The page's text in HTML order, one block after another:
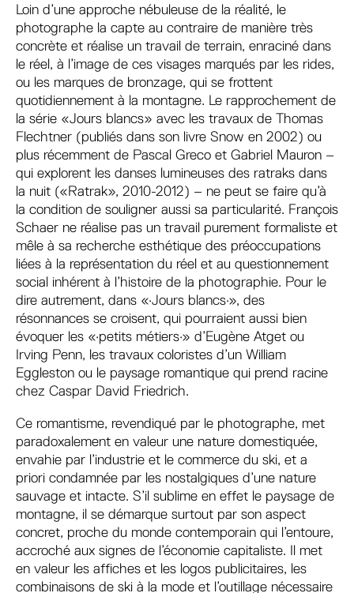
Loin d’une approche nébuleuse de la réalité, le
photographe la capte au contraire de manière très
concrète et réalise un travail de terrain, enraciné dans
le réel, à l’image de ces visages marqués par les rides,
ou les marques de bronzage, qui se frottent
quotidiennement à la montagne. Le rapprochement de
la série «Jours blancs» avec les travaux de Thomas
Flechtner (publiés dans son livre Snow en 2002) ou
plus récemment de Pascal Greco et Gabriel Mauron –
qui explorent les danses lumineuses des ratraks dans
la nuit («Ratrak», 2010-2012) – ne peut se faire qu’à
la condition de souligner aussi sa particularité. François
Schaer ne réalise pas un travail purement formaliste et
mêle à sa recherche esthétique des préoccupations
liées à la représentation du réel et au questionnement
social inhérent à l’histoire de la photographie. Pour le
dire autrement, dans «·Jours blancs·», des
résonnances se croisent, qui pourraient aussi bien
évoquer les «·petits métiers·» d’Eugène Atget ou
Irving Penn, les travaux coloristes d’un William
Eggleston ou le paysage romantique qui prend racine
chez Caspar David Friedrich.
Ce romantisme, revendiqué par le photographe, met
paradoxalement en valeur une nature domestiquée,
envahie par l’industrie et le commerce du ski, et a
priori condamnée par les nostalgiques d’une nature
sauvage et intacte. S’il sublime en effet le paysage de
montagne, il se démarque surtout par son aspect
concret, proche du monde contemporain qui l’entoure,
accroché aux signes de l’économie capitaliste. Il met
en valeur les affiches et les logos publicitaires, les
combinaisons de ski à la mode et l’outillage nécessaire